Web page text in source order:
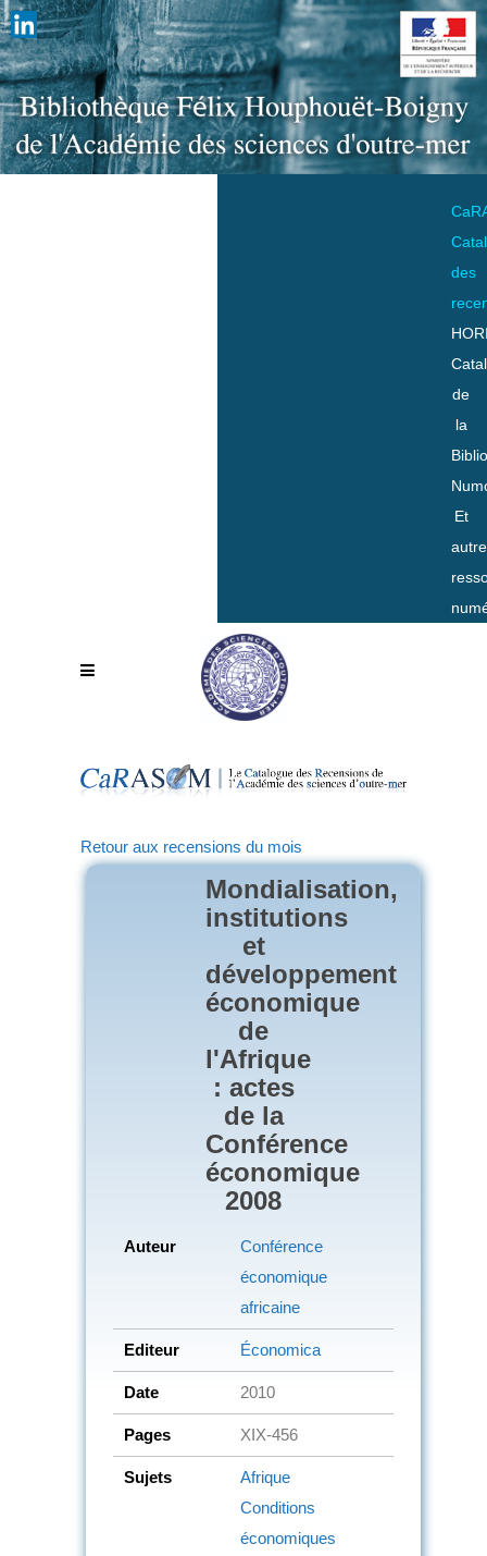
des
de
la
Et
Retour aux recensions du mois
Mondialisation,
institutions
et
développement
économique
de
l'Afrique
: actes
de la
Conférence
économique
2008
Auteur
Conférence
économique
africaine
Editeur Économica
Date 2010
Pages XIX-456
Sujets
Afrique
Conditions
économiques